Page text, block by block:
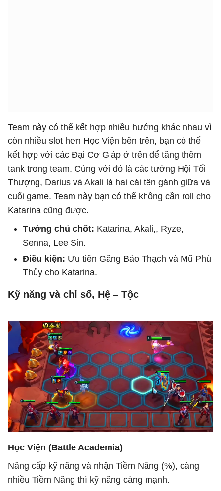
Team này có thể kết hợp nhiều hướng khác nhau vì
còn nhiều slot hơn Học Viện bên trên, bạn có thể
kết hợp với các Đại Cơ Giáp ở trên để tăng thêm
tank trong team. Cùng với đó là các tướng Hội Tối
Thượng, Darius và Akali là hai cái tên gánh giữa và
cuối game. Team này bạn có thể không cần roll cho
Katarina cũng được.
Tướng chủ chốt: Katarina, Akali,, Ryze,
Senna, Lee Sin.
Điều kiện: Ưu tiên Găng Bảo Thạch và Mũ Phù
Thủy cho Katarina.
Kỹ năng và chỉ số, Hệ – Tộc
Học Viện (Battle Academia)
Nâng cấp kỹ năng và nhận Tiềm Năng (%), càng
nhiều Tiềm Năng thì kỹ năng càng mạnh.